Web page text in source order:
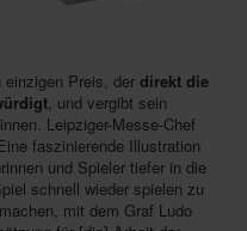
Preis, der direkt die
, und vergibt sein
Leipziger-Messe-Chef
faszinierende Illustration
und Spieler tiefer in die
schnell wieder spielen zu
mit dem Graf Ludo